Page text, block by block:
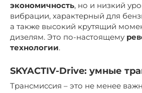
экономичность, но и низкий
вибрации, характерный для
а также высокий крутящий
дизелям. Это по-настоящему
технологии.
SKYACTIV-Drive: умные
Трансмиссия – это не менее